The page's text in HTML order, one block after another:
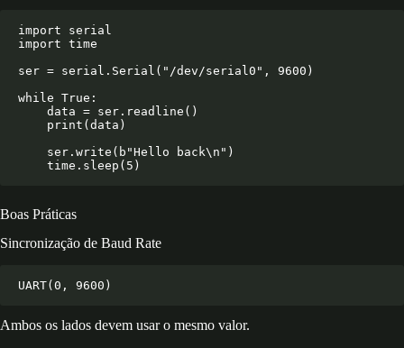
import serial
import time
ser = serial.Serial("/dev/serial0", 9600)
while True:
Boas Práticas
Sincronização de Baud Rate
Ambos os lados devem usar o mesmo valor.